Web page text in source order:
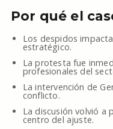
Por qué el
Los despidos
estratégico.
La protesta fue
profesionales del
La intervención de
conflicto.
La discusión volvió a
centro del ajuste.